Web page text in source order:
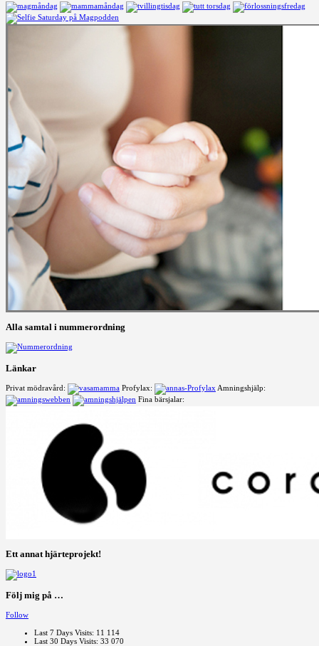
Alla samtal i nummerordning
Länkar
Privat mödravård: Profylax:
Amningshjälp:
Fina bärsjalar:
Ett annat hjärteprojekt!
Följ mig på …
Follow
Last 7 Days Visits: 11 114
Last 30 Days Visits: 33 070